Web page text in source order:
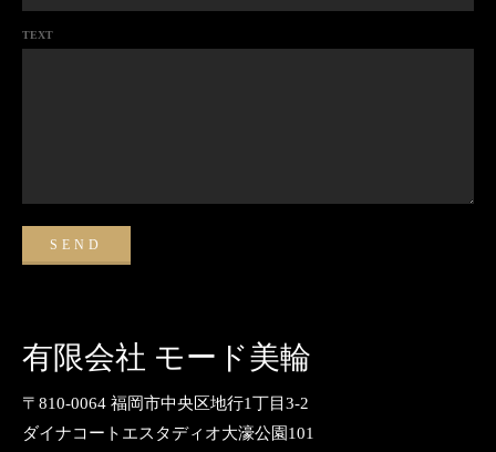
TEXT
有限会社 モード美輪
〒810-0064 福岡市中央区地行1丁目3-2
ダイナコートエスタディオ大濠公園101